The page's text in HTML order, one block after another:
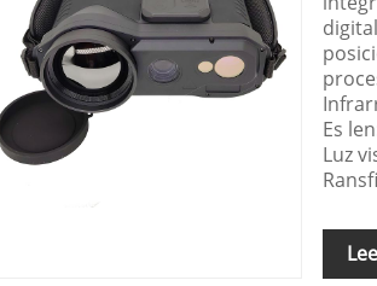
Es
Luz